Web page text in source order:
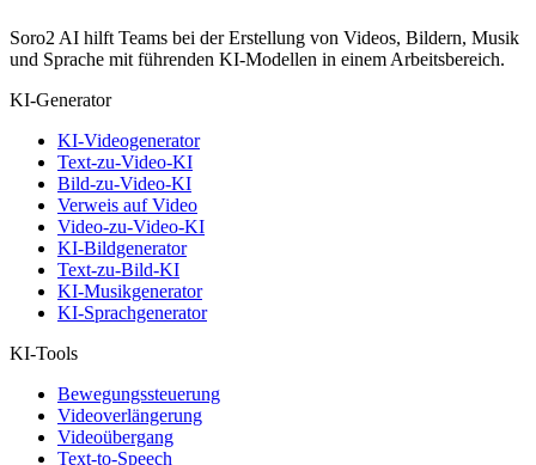
Soro2 AI hilft Teams bei der Erstellung von Videos, Bildern, Musik
und Sprache mit führenden KI-Modellen in einem Arbeitsbereich.
KI-Generator
KI-Videogenerator
Text-zu-Video-KI
Bild-zu-Video-KI
Verweis auf Video
Video-zu-Video-KI
KI-Bildgenerator
Text-zu-Bild-KI
KI-Musikgenerator
KI-Sprachgenerator
KI-Tools
Bewegungssteuerung
Videoverlängerung
Videoübergang
Text-to-Speech